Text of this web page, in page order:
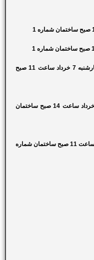
آزمون رسم فنی و نقشه کشی ساختمان چهارشنبه 7 خرداد ساعت 11 صبح
آزمون آشنایی با مبانی معماری سه شنبه 13 خرداد ساعت 14 صبح ساختمان
آزمون ترسیمی محوطه سازی شنبه 10 خرداد ساعت 11 صبح ساختمان شماره